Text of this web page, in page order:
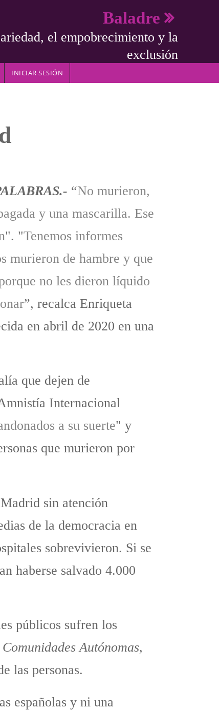
Baladre
el empobrecimiento y la
exclusión
INICIAR SESIÓN
“No murieron,
y una mascarilla. Ese
". "Tenemos informes
murieron de hambre y que
no les dieron líquido
”, recalca Enriqueta
en abril de 2020 en una
que dejen de
Internacional
a su suerte" y
que murieron por
sin atención
de la democracia en
sobrevivieron. Si se
haberse salvado 4.000
públicos sufren los
Autónomas,
las personas.
españolas y ni una